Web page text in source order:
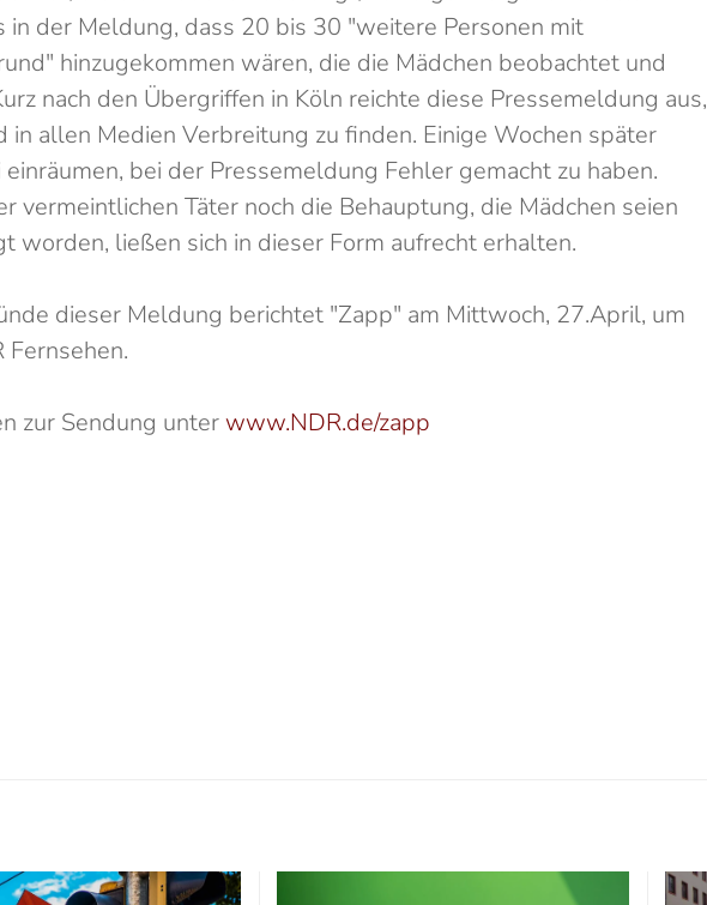
in der Meldung, dass 20 bis 30 "weitere Personen mit
hinzugekommen wären, die die Mädchen beobachtet und
nach den Übergriffen in Köln reichte diese Pressemeldung aus,
in allen Medien Verbreitung zu finden. Einige Wochen später
bei der Pressemeldung Fehler gemacht zu haben.
vermeintlichen Täter noch die Behauptung, die Mädchen seien
worden, ließen sich in dieser Form aufrecht erhalten.
dieser Meldung berichtet "Zapp" am Mittwoch, 27.April, um
Fernsehen.
zur Sendung unterwww.NDR.de/zapp